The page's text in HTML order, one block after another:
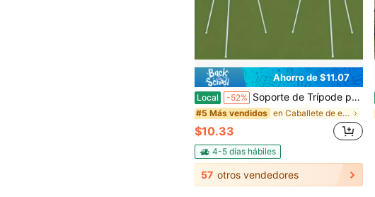
Ahorro de $11.07
Local -52% Soporte de Trípode para Lienzo de Arte, Soporte de Exhibición de Suelo Plegable con Altura Ajustable y Pies de Goma Antideslizantes, Soporte de Almacenamiento Delgado para Arte de Pared de Galería, Placas Decorativas de Pascua y Festividades, Decoración de Acento para Apartamento y Hogar
#5 Más vendidos en Caballete de exhibición
$10.33
4-5 días hábiles
57 otros vendedores